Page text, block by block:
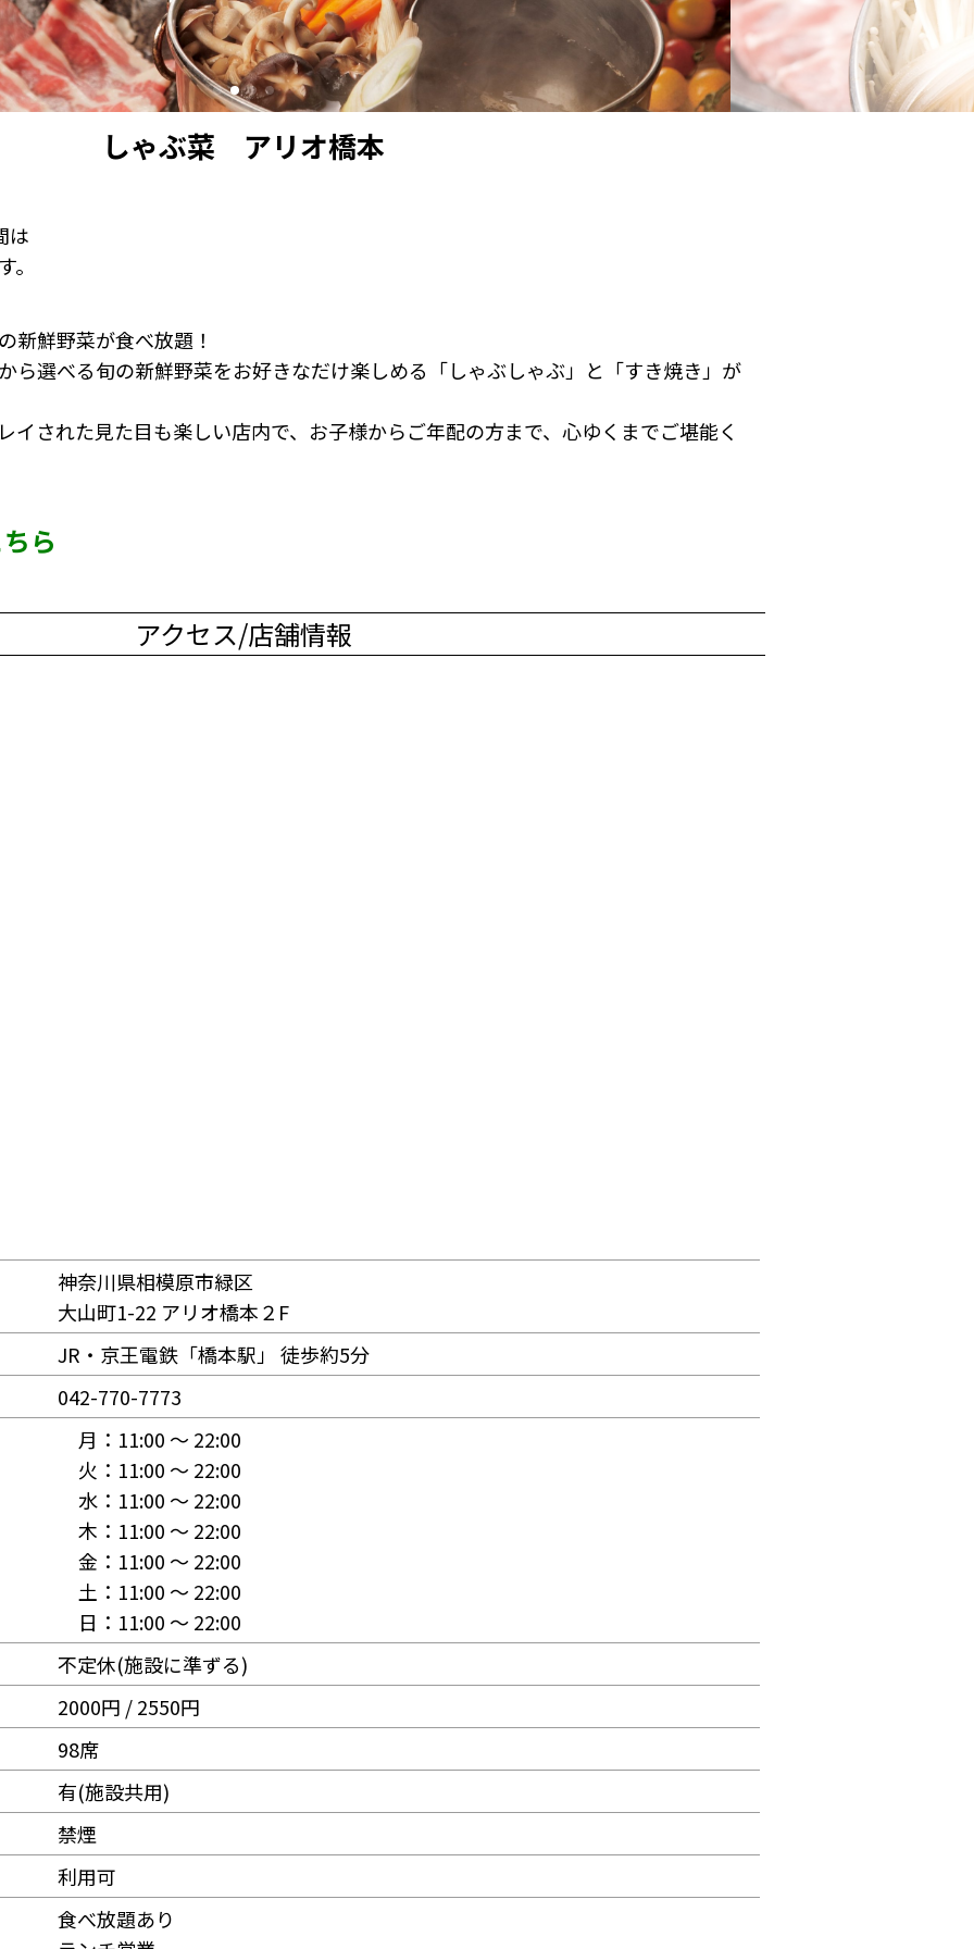
しゃぶ菜 アリオ橋本
は
新鮮野菜が食べ放題！
ら選べる旬の新鮮野菜をお好きなだけ楽しめる「しゃぶしゃぶ」と「すき焼き」が
イされた見た目も楽しい店内で、お子様からご年配の方まで、心ゆくまでご堪能く
ら
アクセス/店舗情報
神奈川県相模原市緑区
大山町1-22 アリオ橋本２F
JR・京王電鉄「橋本駅」 徒歩約5分
042-770-7773
月： 11:00 〜 22:00
火： 11:00 〜 22:00
水： 11:00 〜 22:00
木： 11:00 〜 22:00
金： 11:00 〜 22:00
土： 11:00 〜 22:00
日： 11:00 〜 22:00
不定休(施設に準ずる)
2000円 / 2550円
98席
有(施設共用)
禁煙
利用可
食べ放題あり